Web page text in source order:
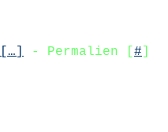
… ] - Permalien [ #